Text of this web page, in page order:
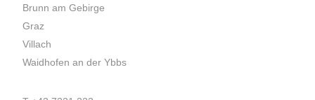
Brunn am Gebirge
Graz
Villach
Waidhofen an der Ybbs